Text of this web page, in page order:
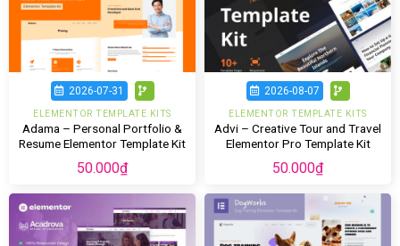
2026-07-31
ELEMENTOR TEMPLATE KITS
Adama – Personal Portfolio &
Resume Elementor Template Kit
50.000₫
2026-08-07
ELEMENTOR TEMPLATE KITS
Advi – Creative Tour and Travel
Elementor Pro Template Kit
50.000₫